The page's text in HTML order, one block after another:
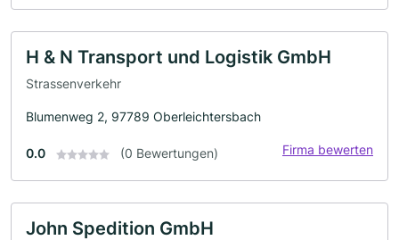
H & N Transport und Logistik GmbH
Strassenverkehr
Blumenweg 2, 97789 Oberleichtersbach
0.0 (0 Bewertungen) Firma bewerten
John Spedition GmbH